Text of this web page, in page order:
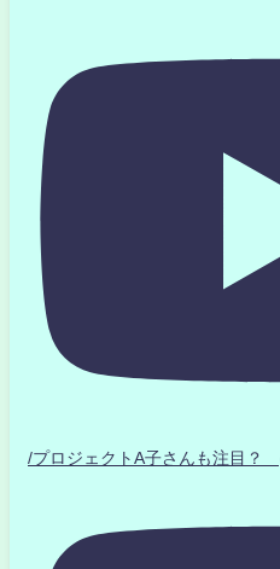
/プロジェクトA子さんも注目？